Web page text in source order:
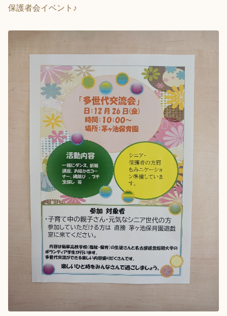
保護者会イベント♪